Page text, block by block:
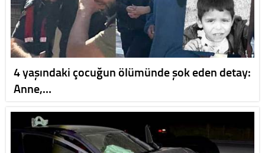
4 yaşındaki çocuğun ölümünde şok eden detay:
Anne,…